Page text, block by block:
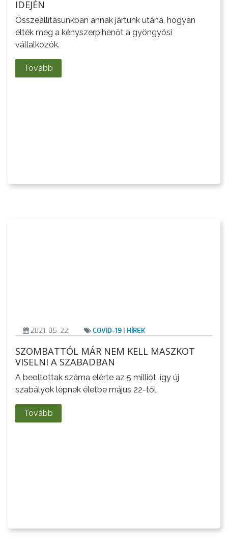
IDEJÉN
Összeállításunkban annak jártunk utána, hogyan
élték meg a kényszerpihenőt a gyöngyösi
vállalkozók.
Tovább
2021. 05. 22. COVID-19 | HÍREK
SZOMBATTÓL MÁR NEM KELL MASZKOT
VISELNI A SZABADBAN
A beoltottak száma elérte az 5 milliót, így új
szabályok lépnek életbe május 22-től.
Tovább